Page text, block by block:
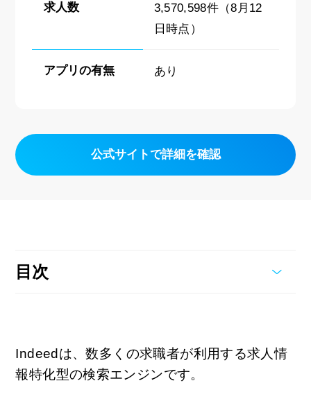
求人数
3,570,598件（8月12
日時点）
アプリの有無 あり
公式サイトで詳細を確認
目次
Indeedは、数多くの求職者が利用する求人情
報特化型の検索エンジンです。